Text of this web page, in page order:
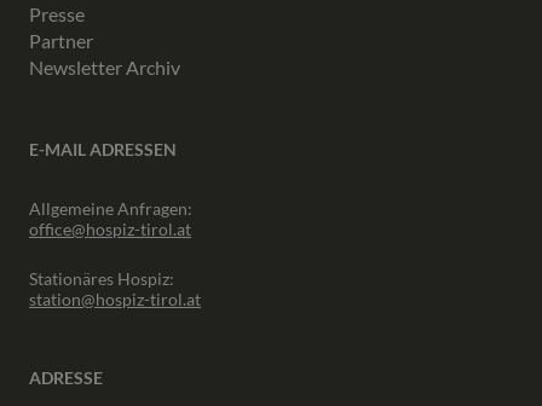
Presse
Partner
Newsletter Archiv
E-MAIL ADRESSEN
Allgemeine Anfragen:
office@hospiz-tirol.at
Stationäres Hospiz:
station@hospiz-tirol.at
ADRESSE